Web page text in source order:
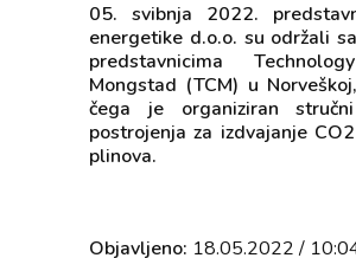
05. svibnja 2022.
energetike d.o.o. su održali
predstavnicima
Mongstad (TCM) u
čega je organiziran
postrojenja za izdvajanje
plinova.
Objavljeno: 18.05.2022 /